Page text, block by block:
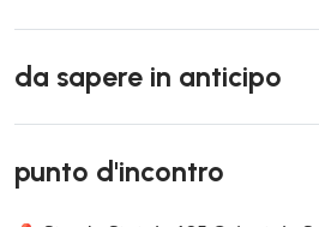
da sapere in anticipo
punto d'incontro